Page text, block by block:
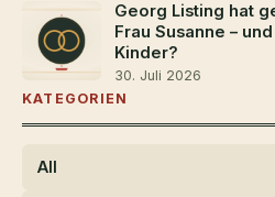
Georg Listing hat
Frau Susanne –
Kinder?
30. Juli 2026
KATEGORIEN
All